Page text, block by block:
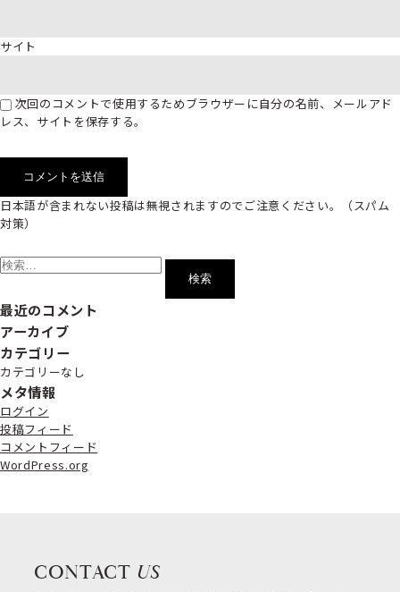
サイト
次回のコメントで使用するためブラウザーに自分の名前、メールアド
レス、サイトを保存する。
日本語が含まれない投稿は無視されますのでご注意ください。（スパム
対策）
索:
最近のコメント
アーカイブ
カテゴリー
カテゴリーなし
メタ情報
ログイン
投稿フィード
コメントフィード
WordPress.org
CONTACT US